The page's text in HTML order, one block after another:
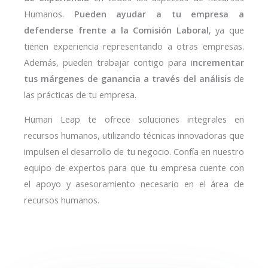
Humanos. Pueden ayudar a tu empresa a
defenderse frente a la Comisión Laboral, ya que
tienen experiencia representando a otras empresas.
Además, pueden trabajar contigo para incrementar
tus márgenes de ganancia a través del análisisde
las prácticas de tu empresa.
Human Leap te ofrece soluciones integrales en
recursos humanos, utilizando técnicas innovadoras que
impulsen el desarrollo de tu negocio. Confía en nuestro
equipo de expertos para que tu empresa cuente con
el apoyo y asesoramiento necesario en el área de
recursos humanos.